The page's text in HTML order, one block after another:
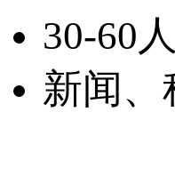
30-60人
新闻、